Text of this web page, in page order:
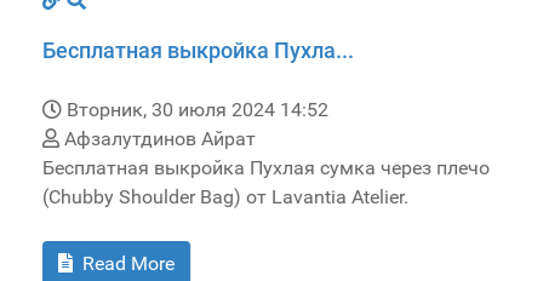
Бесплатная выкройка Пухла...
Вторник, 30 июля 2024 14:52
Афзалутдинов Айрат
Бесплатная выкройка Пухлая сумка через плечо
(Chubby Shoulder Bag) от Lavantia Atelier.
Read More